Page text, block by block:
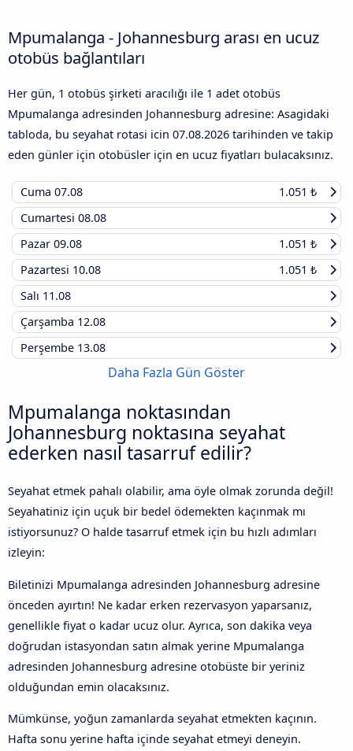
Mpumalanga - Johannesburg arası en ucuz
otobüs bağlantıları
Her gün, 1 otobüs şirketi aracılığı ile 1 adet otobüs
Mpumalanga adresinden Johannesburg adresine: Asagidaki
tabloda, bu seyahat rotasi icin 07.08.2026 tarihinden ve takip
eden günler için otobüsler için en ucuz fiyatları bulacaksınız.
Cuma 07.08
1.051 ₺
Cumartesi 08.08
Pazar 09.08
1.051 ₺
Pazartesi 10.08
1.051 ₺
Salı 11.08
Çarşamba 12.08
Perşembe 13.08
Daha Fazla Gün Göster
Mpumalanga noktasından
Johannesburg noktasına seyahat
ederken nasıl tasarruf edilir?
Seyahat etmek pahalı olabilir, ama öyle olmak zorunda değil!
Seyahatiniz için uçuk bir bedel ödemekten kaçınmak mı
istiyorsunuz? O halde tasarruf etmek için bu hızlı adımları
izleyin:
Biletinizi Mpumalanga adresinden Johannesburg adresine
önceden ayırtın! Ne kadar erken rezervasyon yaparsanız,
genellikle fiyat o kadar ucuz olur. Ayrıca, son dakika veya
doğrudan istasyondan satın almak yerine Mpumalanga
adresinden Johannesburg adresine otobüste bir yeriniz
olduğundan emin olacaksınız.
Mümkünse, yoğun zamanlarda seyahat etmekten kaçının.
Hafta sonu yerine hafta içinde seyahat etmeyi deneyin.